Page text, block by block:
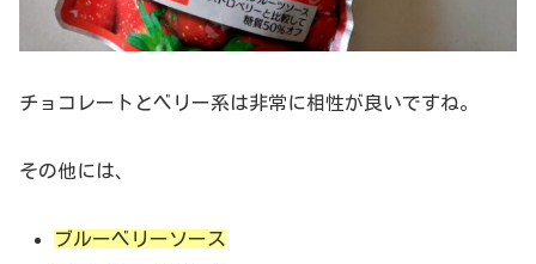
チョコレートとベリー系は非常に相性が良いですね。
その他には、
ブルーベリーソース